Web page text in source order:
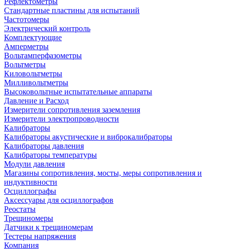
Стандартные пластины для испытаний
Частотомеры
Электрический контроль
Комплектующие
Амперметры
Вольтамперфазометры
Вольтметры
Киловольтметры
Милливольтметры
Высоковольтные испытательные аппараты
Давление и Расход
Измерители сопротивления заземления
Измерители электропроводности
Калибраторы
Калибраторы акустические и виброкалибраторы
Калибраторы давления
Калибраторы температуры
Модули давления
Магазины сопротивления, мосты, меры сопротивления и
индуктивности
Осциллографы
Аксессуары для осциллографов
Реостаты
Трещиномеры
Датчики к трещиномерам
Тестеры напряжения
Компания